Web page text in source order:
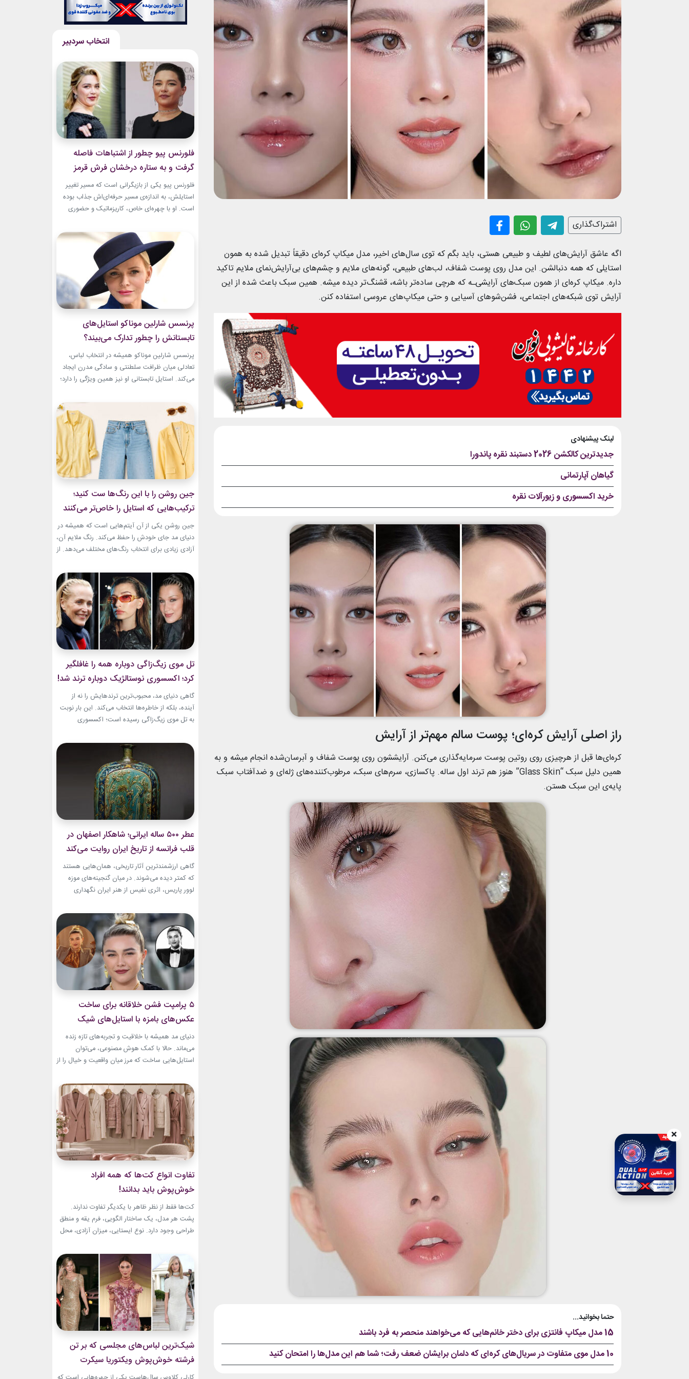
اشتراک‌گذاری
اگه عاشق آرایش‌های لطیف و طبیعی هستی، باید بگم که توی سال‌های اخیر، مدل میکاپ کره‌ای دقیقاً تبدیل شده به همون
استایلی که همه دنبالشن. این مدل روی پوست شفاف، لب‌های طبیعی، گونه‌های ملایم و چشم‌های بی‌آرایش‌نمای ملایم تاکید
داره. میکاپ کره‌ای از همون سبک‌های آرایشی‌ـه که هرچی ساده‌تر باشه، قشنگ‌تر دیده میشه. همین سبک باعث شده از این
آرایش توی شبکه‌های اجتماعی، فشن‌شوهای آسیایی و حتی میکاپ‌های عروسی استفاده کنن.
لینک پیشنهادی
جدیدترین کالکشن 2026 دستبند نقره پاندورا
گیاهان آپارتمانی
خرید اکسسوری و زیورآلات نقره
راز اصلی آرایش کره‌ای؛ پوست سالم مهم‌تر از آرایش
کره‌ای‌ها قبل از هرچیزی روی روتین پوست سرمایه‌گذاری می‌کنن. آرایششون روی پوست شفاف و آبرسان‌شده انجام میشه و به
همین دلیل سبک “Glass Skin” هنوز هم ترند اول ساله. پاکسازی، سرم‌های سبک، مرطوب‌کننده‌های ژله‌ای و ضدآفتاب سبک
پایه‌ی این سبک هستن.
حتما بخوانید...
15 مدل میکاپ فانتزی برای دختر خانم‌هایی که می‌خواهند منحصر به فرد باشند
10 مدل موی متفاوت در سریال‌های کره‌ای که دلمان برایشان ضعف رفت؛ شما هم این مدل‌ها را امتحان کنید
فلورنس پیو چطور از اشتباهات فاصله
گرفت و به ستاره درخشان فرش قرمز
تبدیل شد؟
فلورنس پیو یکی از بازیگرانی است که مسیر تغییر
استایلش، به اندازه‌ی مسیر حرفه‌ای‌اش جذاب بوده
است. او با چهره‌ای خاص، کاریزماتیک و حضوری
سال‌های ابتدایی فعالیتش هنوز زبان شخصی خود را
در مد پیدا نکرده بود.لینک پیشنهادیجدیدترین
کالکشن 2026 دستبند نقره پاندوراگیاهان
آپارتمانیخرید اکسسوری...
پرنسس شارلین موناکو استایل‌های
تابستانش را چطور تدارک می‌بیند؟
پرنسس شارلین موناکو همیشه در انتخاب لباس،
تعادلی میان ظرافت سلطنتی و سادگی مدرن ایجاد
می‌کند. استایل تابستانی او نیز همین ویژگی را دارد؛
طراحی‌هایی که برای روزهای گرم، هم راحت هستند
و هم باشکوه. از مراسم‌های رسمی کاخ گرفته تا
حضورهای صمیمی‌تر، شارلین نشان داده که
پیراهن‌های...
جین روشن را با این رنگ‌ها ست کنید؛
ترکیب‌هایی که استایل را خاص‌تر می‌کنند
جین روشن یکی از آن آیتم‌هایی است که همیشه در
دنیای مد جای خودش را حفظ می‌کند. رنگ ملایم آن،
آزادی زیادی برای انتخاب رنگ‌های مختلف می‌دهد. از
مینیمال، جین روشن می‌تواند پایه یک ظاهر شیک و
امروزی باشد. کافی است رنگ همراه آن را درست
انتخاب...
تل موی زیگ‌زاگی دوباره همه را غافلگیر
کرد؛ اکسسوری نوستالژیک دوباره ترند شد!
گاهی دنیای مد، محبوب‌ترین ترندهایش را نه از
آینده، بلکه از خاطره‌ها انتخاب می‌کند. این بار نوبت
به تل موی زیگ‌زاگی رسیده است؛ اکسسوری‌
اوایل دهه ۲۰۰۰ به یاد دارند و حالا با ظاهری آشنا اما
جایگاهی تازه، دوباره به مرکز توجه برگشته است....
عطر ۵۰۰ ساله ایرانی؛ شاهکار اصفهان در
قلب فرانسه از تاریخ ایران روایت می‌کند
گاهی ارزشمندترین آثار تاریخی، همان‌هایی هستند
که کمتر دیده می‌شوند. در میان گنجینه‌های موزه
لوور پاریس، اثری نفیس از هنر ایران نگهداری
ذوق، زیبایی و مهارت هنرمندان عصر صفوی است.
بطری عطر صفوی در موزه لوور امروز به یکی از
جذاب‌ترین نمونه‌های هنر ایرانی تبدیل...
۵ پرامپت‌ فشن خلاقانه برای ساخت
عکس‌های بامزه با استایل‌های شیک
دنیای مد همیشه با خلاقیت و تجربه‌های تازه زنده
می‌ماند. حالا با کمک هوش مصنوعی، می‌توان
استایل‌هایی ساخت که مرز میان واقعیت و خیال را از
معرفی می‌کنیم که برای ساخت عکس‌های خاص،
بامزه و متفاوت طراحی شده‌اند. ایده‌هایی که فقط
یک تصویر زیبا نمی‌سازند؛ بلکه...
تفاوت انواع کت‌ها که همه افراد
خوش‌پوش باید بدانند!
کت‌ها فقط از نظر ظاهر با یکدیگر تفاوت ندارند.
پشت هر مدل، یک ساختار الگویی، فرم یقه و منطق
طراحی وجود دارد. نوع ایستایی، میزان آزادی، محل
کت را مشخص می‌کند. یک بلیزر حس رسمی و
شهری دارد، اما یک کت رپ یا اورسایز می‌تواند آزادی
و...
شیک‌ترین لباس‌های مجلسی که بر تن
فرشته خوش‌پوش ویکتوریا سیکرت
دیده‌ایم!